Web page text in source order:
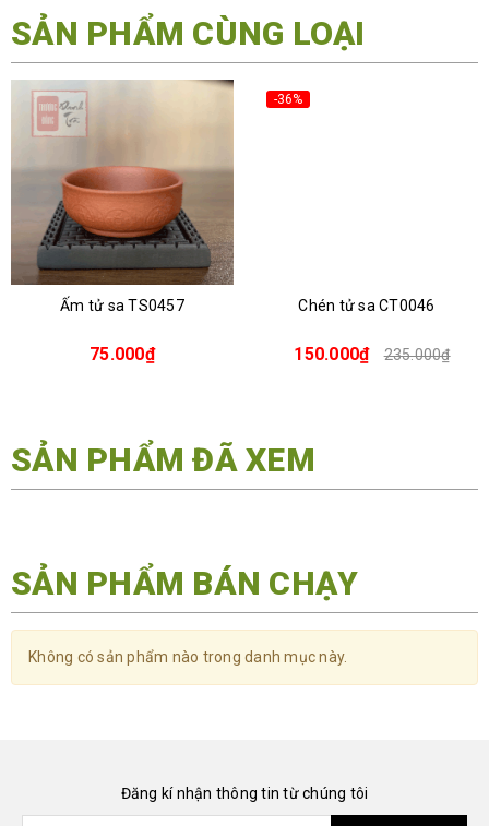
SẢN PHẨM CÙNG LOẠI
Ấm tử sa TS0457
75.000₫
-36%
Chén tử sa CT0046
150.000₫ 235.000₫
SẢN PHẨM ĐÃ XEM
SẢN PHẨM BÁN CHẠY
Không có sản phẩm nào trong danh mục này.
Đăng kí nhận thông tin từ chúng tôi